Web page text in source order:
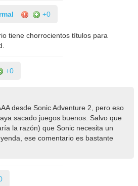
+0
tiene chorrocientos títulos para
+0
desde Sonic Adventure 2, pero eso
sacado juegos buenos. Salvo que
la razón) que Sonic necesita un
ese comentario es bastante